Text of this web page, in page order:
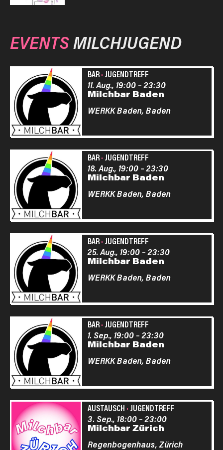
EVENTSMILCHJUGEND
BAR· JUGENDTREFF
Milchbar Baden
11. Aug., 19:00–23:30
WERKK Baden, Baden
BAR· JUGENDTREFF
Milchbar Baden
18. Aug., 19:00–23:30
WERKK Baden, Baden
BAR· JUGENDTREFF
Milchbar Baden
25. Aug., 19:00–23:30
WERKK Baden, Baden
BAR· JUGENDTREFF
Milchbar Baden
1. Sep., 19:00–23:30
WERKK Baden, Baden
AUSTAUSCH · JUGENDTREFF
Milchbar Zürich
3. Sep., 18:00–23:00
Regenbogenhaus, Zürich